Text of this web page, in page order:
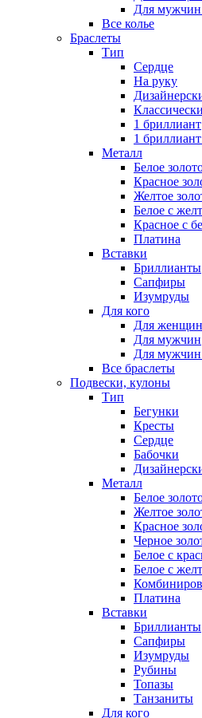
Для
Все колье
Браслеты
Тип
Сердце
На руку
1 бриллиант
1
Металл
Белое
Красное
Желтое
Белое с
Красное с
Платина
Вставки
Бриллианты
Сапфиры
Изумруды
Для кого
Для женщин
Для мужчин
Для
Все браслеты
Подвески, кулоны
Тип
Бегунки
Кресты
Сердце
Бабочки
Металл
Белое
Желтое
Красное
Черное
Белое с
Белое с
Платина
Вставки
Бриллианты
Сапфиры
Изумруды
Рубины
Топазы
Танзаниты
Для кого